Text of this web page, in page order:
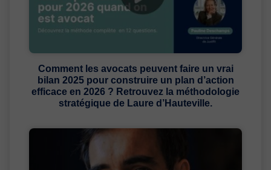
Comment les avocats peuvent faire un vrai
bilan 2025 pour construire un plan d’action
efficace en 2026 ? Retrouvez la méthodologie
stratégique de Laure d’Hauteville.